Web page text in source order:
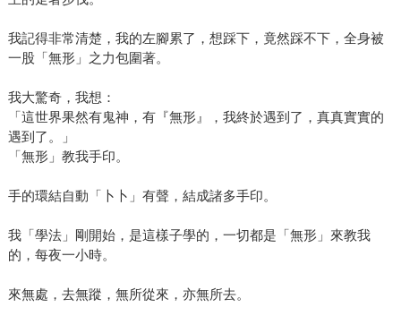
我記得非常清楚，我的左腳累了，想踩下，竟然踩不下，全身被
一股「無形」之力包圍著。
我大驚奇，我想：
「這世界果然有鬼神，有『無形』，我終於遇到了，真真實實的
遇到了。」
「無形」教我手印。
手的環結自動「卜卜」有聲，結成諸多手印。
我「學法」剛開始，是這樣子學的，一切都是「無形」來教我
的，每夜一小時。
來無處，去無蹤，無所從來，亦無所去。